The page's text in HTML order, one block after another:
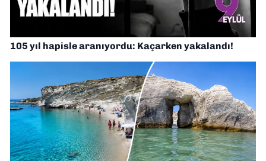
105 yıl hapisle aranıyordu: Kaçarken yakalandı!